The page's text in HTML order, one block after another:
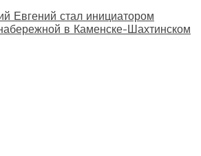
Евгений стал инициатором
в Каменске-Шахтинском